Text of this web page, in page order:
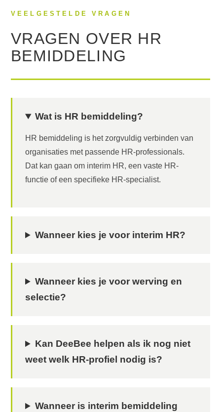
VEELGESTELDE VRAGEN
VRAGEN OVER HR
BEMIDDELING
Wat is HR bemiddeling?
HR bemiddeling is het zorgvuldig verbinden van
organisaties met passende HR-professionals.
Dat kan gaan om interim HR, een vaste HR-
functie of een specifieke HR-specialist.
Wanneer kies je voor interim HR?
Wanneer kies je voor werving en
selectie?
Kan DeeBee helpen als ik nog niet
weet welk HR-profiel nodig is?
Wanneer is interim bemiddeling